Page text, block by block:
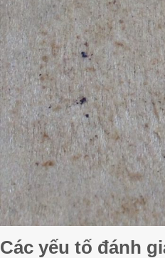
Các yếu tố đánh